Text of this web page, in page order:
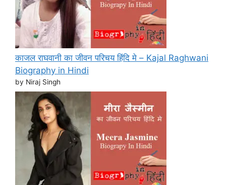
काजल राघवानी का जीवन परिचय हिंदि मे – Kajal Raghwani
Biography in Hindi
by Niraj Singh